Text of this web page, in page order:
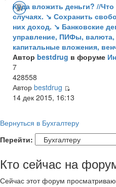
Куда вложить деньги? //
случаях. ↘ Сохранить
них доход. ↘ Банковские
управление, ПИФы, валюта,
капитальные вложения,
Автор bestdrug в форуме
7
428558
Автор bestdrug
14 дек 2015, 16:13
Вернуться в Бухгалтеру
Перейти:
Кто сейчас на
Сейчас этот форум